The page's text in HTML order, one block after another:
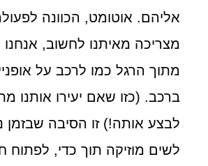
אליהם. אוטומט, הכוונה
מצריכה מאיתנו לחשוב,
מתוך הרגל כמו לרכב על
ברכב. (כזו שאם יעירו אותנו
לבצע אותה!) זו הסיבה שבזמן
לשים מוזיקה תוך כדי, לפתוח